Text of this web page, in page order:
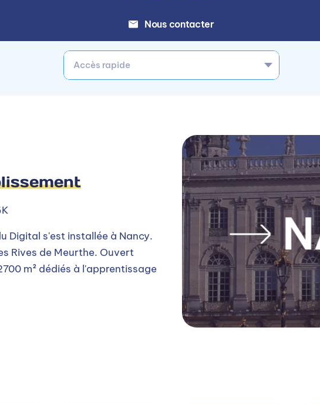
Nous contacter
Accès rapide
Digital s'est installée à Nancy.
Rives de Meurthe. Ouvert
m² dédiés à l'apprentissage